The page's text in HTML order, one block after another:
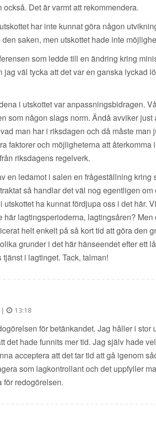
Det är varmt att rekommendera.
har inte kunnat göra någon
saken, men utskottet hade inte
som ledde till en ändring kring
väl tycka att det var en ganska lyckad
i utskottet var anpassningsbidragen.
som någon slags norm. Ändå avviker
man har i riksdagen och då måste man
faktorer och möjligheterna att
riksdagens regelverk.
en ledamot i salen en frågeställning
så handlar det väl nog egentligen
ha kunnat fördjupa oss i det här.
lagtingsperioderna, lagtingsåren?
helt enkelt på så kort tid att göra den
grunder i det här hänseendet efter ett
i lagtinget. Tack, talman!
| 13:18
för betänkandet. Jag håller i
det hade funnits mer tid. Jag själv hade
acceptera att det tar tid att gå igenom
som lagkontrollant och det uppfyller
för redogörelsen.